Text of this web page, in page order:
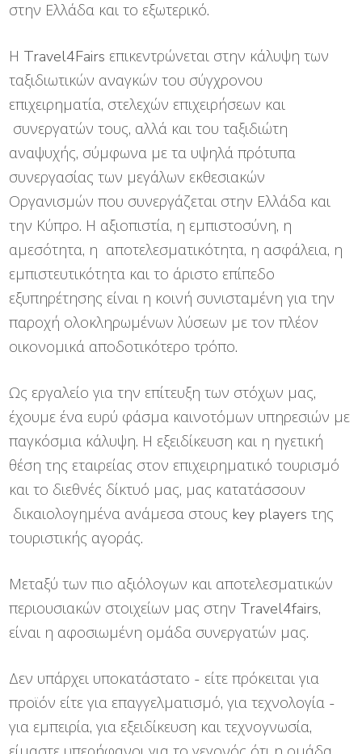
στην Ελλάδα και το εξωτερικό.
Η Travel4Fairs επικεντρώνεται στην κάλυψη των
ταξιδιωτικών αναγκών του σύγχρονου
επιχειρηματία, στελεχών επιχειρήσεων και
συνεργατών τους, αλλά και του ταξιδιώτη
αναψυχής, σύμφωνα με τα υψηλά πρότυπα
συνεργασίας των μεγάλων εκθεσιακών
Οργανισμών που συνεργάζεται στην Ελλάδα και
την Κύπρο. Η αξιοπιστία, η εμπιστοσύνη, η
αμεσότητα, η αποτελεσματικότητα, η ασφάλεια, η
εμπιστευτικότητα και το άριστο επίπεδο
εξυπηρέτησης είναι η κοινή συνισταμένη για την
παροχή ολοκληρωμένων λύσεων με τον πλέον
οικονομικά αποδοτικότερο τρόπο.
Ως εργαλείο για την επίτευξη των στόχων μας,
έχουμε ένα ευρύ φάσμα καινοτόμων υπηρεσιών με
παγκόσμια κάλυψη. Η εξειδίκευση και η ηγετική
θέση της εταιρείας στον επιχειρηματικό τουρισμό
και το διεθνές δίκτυό μας, μας κατατάσσουν
δικαιολογημένα ανάμεσα στους key players της
τουριστικής αγοράς.
Μεταξύ των πιο αξιόλογων και αποτελεσματικών
περιουσιακών στοιχείων μας στην Travel4fairs,
είναι η αφοσιωμένη ομάδα συνεργατών μας.
Δεν υπάρχει υποκατάστατο - είτε πρόκειται για
προϊόν είτε για επαγγελματισμό, για τεχνολογία -
για εμπειρία, για εξειδίκευση και τεχνογνωσία,